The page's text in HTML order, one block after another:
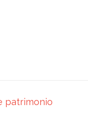
patrimonio